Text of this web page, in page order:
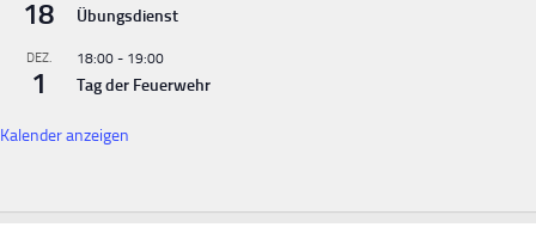
18 Übungsdienst
DEZ.
1
18:00 - 19:00
Tag der Feuerwehr
Kalender anzeigen